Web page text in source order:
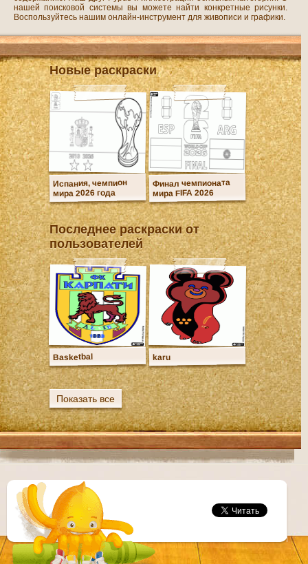
нашей поисковой системы вы можете найти конкретные рисунки.
Воспользуйтесь нашим онлайн-инструмент для живописи и графики.
Новые раскраски
Испания, чемпион
мира 2026 года
Финал чемпионата
мира FIFA 2026
Последнее раскраски от
пользователей
Basketbal karu
Показать все